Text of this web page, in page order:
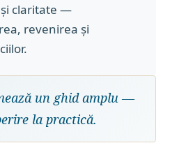
claritate —
revenirea și
un ghid amplu —
la practică.